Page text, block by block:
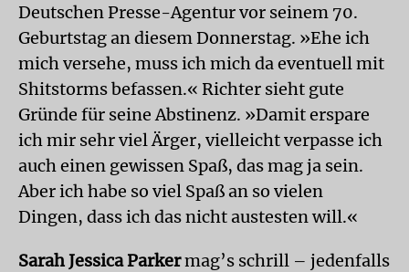
Deutschen Presse-Agentur vor seinem 70.
Geburtstag an diesem Donnerstag. »Ehe ich
mich versehe, muss ich mich da eventuell mit
Shitstorms befassen.« Richter sieht gute
Gründe für seine Abstinenz. »Damit erspare
ich mir sehr viel Ärger, vielleicht verpasse ich
auch einen gewissen Spaß, das mag ja sein.
Aber ich habe so viel Spaß an so vielen
Dingen, dass ich das nicht austesten will.«
Sarah Jessica Parkermag’s schrill – jedenfalls